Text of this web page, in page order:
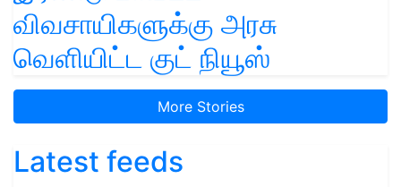
விவசாயிகளுக்கு அரசு
வெளியிட்ட குட் நியூஸ்
More Stories
Latest feeds